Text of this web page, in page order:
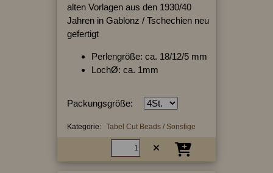
alten Vorlagen aus den 1930/40
Jahren in Gablonz / Tschechien neu
gefertigt
Perlengröße: ca. 18/12/5 mm
LochØ: ca. 1mm
Packungsgröße:
Kategorie: Tabel Cut Beads / Sonstige